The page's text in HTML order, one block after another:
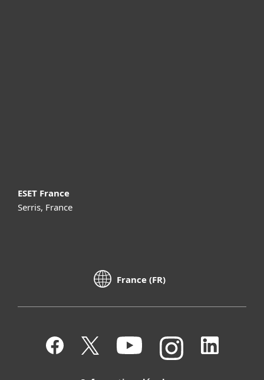
ESET France
Serris, France
France (FR)